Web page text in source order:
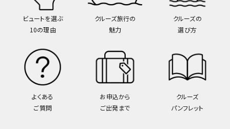
ビュートを選ぶ
10の理由
クルーズ旅行の
魅力
クルーズの
選び方
よくある
ご質問
お申込から
ご出発まで
クルーズ
パンフレット